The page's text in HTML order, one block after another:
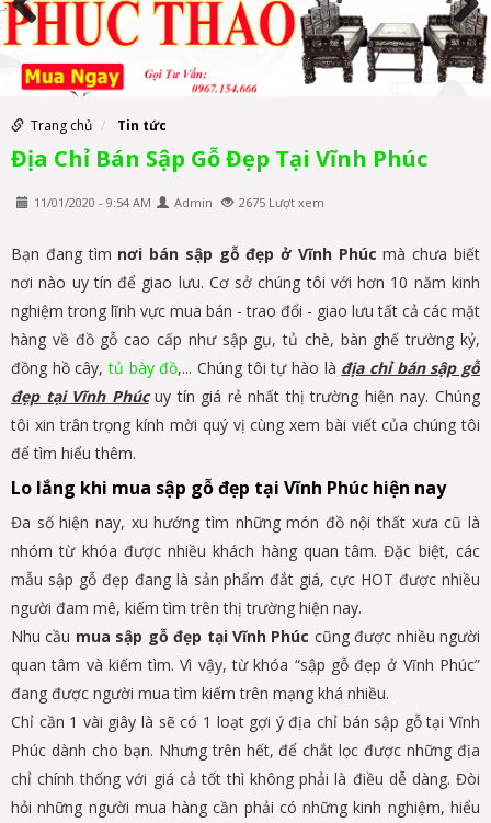
Trang chủ Tin tức
Địa Chỉ Bán Sập Gỗ Đẹp Tại Vĩnh Phúc
11/01/2020 - 9:54 AM Admin 2675 Lượt xem
Bạn đang tìm nơi bán sập gỗ đẹp ở Vĩnh Phúc mà chưa biết
nơi nào uy tín để giao lưu. Cơ sở chúng tôi với hơn 10 năm kinh
nghiệm trong lĩnh vực mua bán - trao đổi - giao lưu tất cả các mặt
hàng về đồ gỗ cao cấp như sập gụ, tủ chè, bàn ghế trường kỷ,
đồng hồ cây,tủ bày đồ,... Chúng tôi tự hào là địa chỉ bán sập gỗ
đẹp tại Vĩnh Phúcuy tín giá rẻ nhất thị trường hiện nay. Chúng
tôi xin trân trọng kính mời quý vị cùng xem bài viết của chúng tôi
để tìm hiểu thêm.
Lo lắng khi mua sập gỗ đẹp tại Vĩnh Phúc hiện nay
Đa số hiện nay, xu hướng tìm những món đồ nội thất xưa cũ là
nhóm từ khóa được nhiều khách hàng quan tâm. Đặc biệt, các
mẫu sập gỗ đẹp đang là sản phẩm đắt giá, cực HOT được nhiều
người đam mê, kiếm tìm trên thị trường hiện nay.
Nhu cầu mua sập gỗ đẹp tại Vĩnh Phúc cũng được nhiều người
quan tâm và kiếm tìm. Vì vậy, từ khóa “sập gỗ đẹp ở Vĩnh Phúc”
đang được người mua tìm kiếm trên mạng khá nhiều.
Chỉ cần 1 vài giây là sẽ có 1 loạt gợi ý địa chỉ bán sập gỗ tại Vĩnh
Phúc dành cho bạn. Nhưng trên hết, để chắt lọc được những địa
chỉ chính thống với giá cả tốt thì không phải là điều dễ dàng. Đòi
hỏi những người mua hàng cần phải có những kinh nghiệm, hiểu